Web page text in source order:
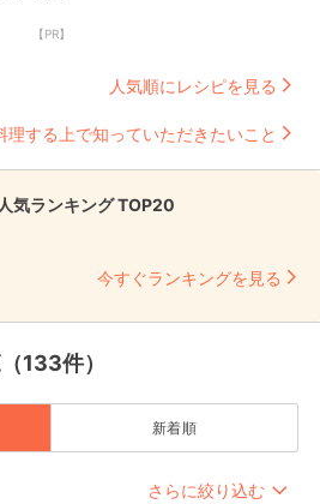
【PR】
人気順にレシピを見る
理する上で知っていただきたいこと
気ランキング TOP20
今すぐランキングを見る
133件）
新着順
さらに絞り込む